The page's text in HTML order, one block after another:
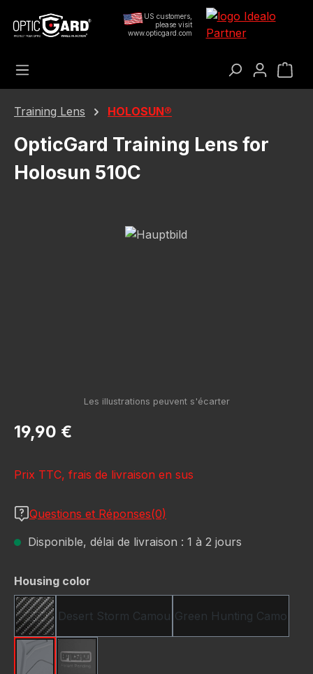
Passer au contenu principalUS customers,
please visit
www.opticgard.com
Le
Training Lens HOLOSUN®
OpticGard Training Lens for
Holosun 510C
Ignorer la galerie d'images
Prix régulier :
19,90 €
Prix TTC, frais de livraison en sus
Questions et Réponses(0)
Disponible, délai de livraison : 1 à 2 jours
Sélectionnez
Housing color
Carbon Fiber
Desert Storm Camou Green Hunting Camo
grey schwarz